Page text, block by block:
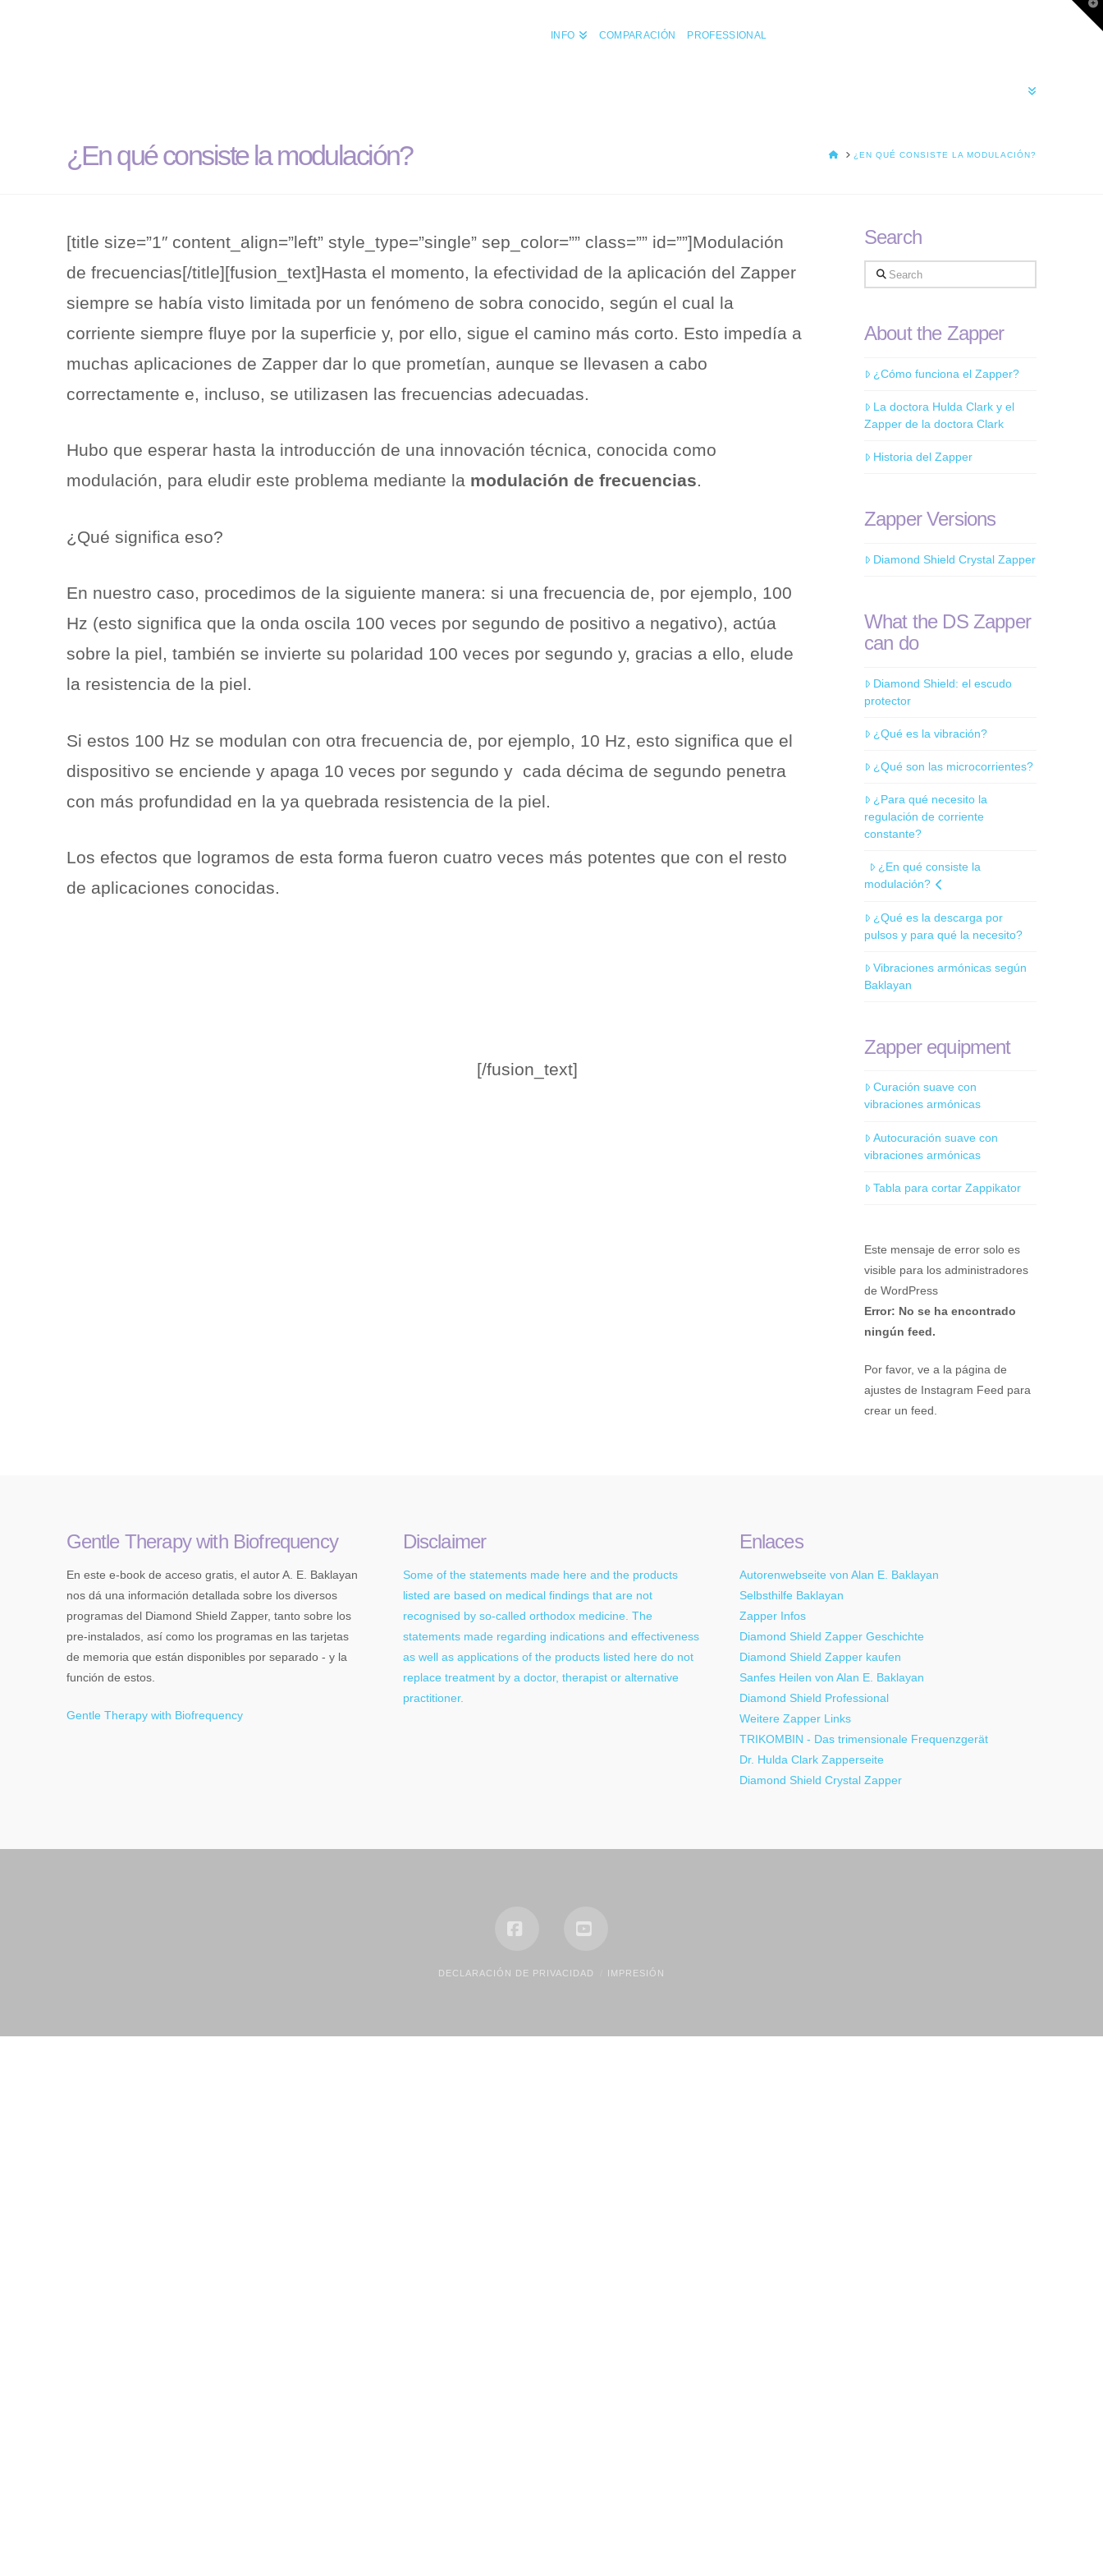
INFO COMPARACIÓN PROFESSIONAL
¿En qué consiste la modulación? HOME¿EN QUÉ CONSISTE LA MODULACIÓN?
[title size=”1″ content_align=”left” style_type=”single” sep_color=”” class=”” id=””]Modulación
de frecuencias[/title][fusion_text]Hasta el momento, la efectividad de la aplicación del Zapper
siempre se había visto limitada por un fenómeno de sobra conocido, según el cual la
corriente siempre fluye por la superficie y, por ello, sigue el camino más corto. Esto impedía a
muchas aplicaciones de Zapper dar lo que prometían, aunque se llevasen a cabo
correctamente e, incluso, se utilizasen las frecuencias adecuadas.
Hubo que esperar hasta la introducción de una innovación técnica, conocida como
modulación, para eludir este problema mediante la modulación de frecuencias.
¿Qué significa eso?
En nuestro caso, procedimos de la siguiente manera: si una frecuencia de, por ejemplo, 100
Hz (esto significa que la onda oscila 100 veces por segundo de positivo a negativo), actúa
sobre la piel, también se invierte su polaridad 100 veces por segundo y, gracias a ello, elude
la resistencia de la piel.
Si estos 100 Hz se modulan con otra frecuencia de, por ejemplo, 10 Hz, esto significa que el
dispositivo se enciende y apaga 10 veces por segundo y cada décima de segundo penetra
con más profundidad en la ya quebrada resistencia de la piel.
Los efectos que logramos de esta forma fueron cuatro veces más potentes que con el resto
de aplicaciones conocidas.
[/fusion_text]
Search
Search
About the Zapper
¿Cómo funciona el Zapper?
La doctora Hulda Clark y el
Zapper de la doctora Clark
Historia del Zapper
Zapper Versions
Diamond Shield Crystal Zapper
What the DS Zapper
can do
Diamond Shield: el escudo
protector
¿Qué es la vibración?
¿Qué son las microcorrientes?
¿Para qué necesito la
regulación de corriente
constante?
¿En qué consiste la
modulación?
¿Qué es la descarga por
pulsos y para qué la necesito?
Vibraciones armónicas según
Baklayan
Zapper equipment
Curación suave con
vibraciones armónicas
Autocuración suave con
vibraciones armónicas
Tabla para cortar Zappikator
Este mensaje de error solo es
visible para los administradores
de WordPress
Error: No se ha encontrado
ningún feed.
Por favor, ve a la página de
ajustes de Instagram Feed para
crear un feed.
Gentle Therapy with Biofrequency
En este e-book de acceso gratis, el autor A. E. Baklayan
nos dá una información detallada sobre los diversos
programas del Diamond Shield Zapper, tanto sobre los
pre-instalados, así como los programas en las tarjetas
de memoria que están disponibles por separado - y la
función de estos.
Gentle Therapy with Biofrequency
Disclaimer
Some of the statements made here and the products
listed are based on medical findings that are not
recognised by so-called orthodox medicine. The
statements made regarding indications and effectiveness
as well as applications of the products listed here do not
replace treatment by a doctor, therapist or alternative
practitioner.
Enlaces
Autorenwebseite von Alan E. Baklayan
Selbsthilfe Baklayan
Zapper Infos
Diamond Shield Zapper Geschichte
Diamond Shield Zapper kaufen
Sanfes Heilen von Alan E. Baklayan
Diamond Shield Professional
Weitere Zapper Links
TRIKOMBIN - Das trimensionale Frequenzgerät
Dr. Hulda Clark Zapperseite
Diamond Shield Crystal Zapper
FacebookYouTube
DECLARACIÓN DE PRIVACIDAD IMPRESIÓN